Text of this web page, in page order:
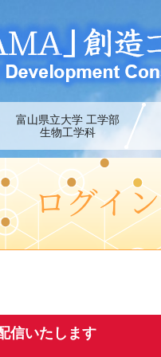
富山県立大学 工学部
生物工学科
ログイン
信いたします